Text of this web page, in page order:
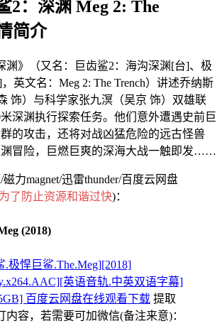
2：深渊 Meg 2: The
简介
渊》（又名：巨齿鲨2：海沟深渊[台]、极
英文名：Meg 2: The Trench）讲述乔纳斯
饰）与科学家张九溟（吴京 饰）双雄联
深渊执行探索任务。他们意外遭遇史前巨
的攻击，还将对战凶猛危险的远古怪兽
冒险，巨燃巨爽的深海大战一触即发……
力magnet/迅雷thunder/百度云网盘
了防止资源和谐过快)：
(2018)
.极悍巨鲨.The.Meg][2018]
英语音轨.中英双语字幕]
百度云网盘在线观看下载 提取
内容，若需要可加微信(备注来意)：